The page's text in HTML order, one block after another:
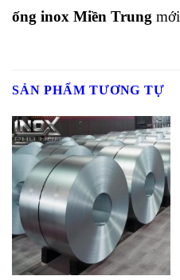
ống inox Miền Trung
SẢN PHẨM TƯƠNG TỰ